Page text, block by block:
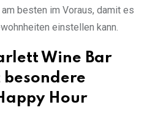
besten im Voraus, damit es
einstellen kann.
Wine Bar
Hour